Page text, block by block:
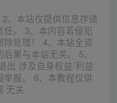
、本站仅提供信息存储
。 3、本内容若侵犯
处理！ 4、本站全资
果与本站无关。 5、
出 涉及自身权益/利益
报。 6、本教程仅供
无关